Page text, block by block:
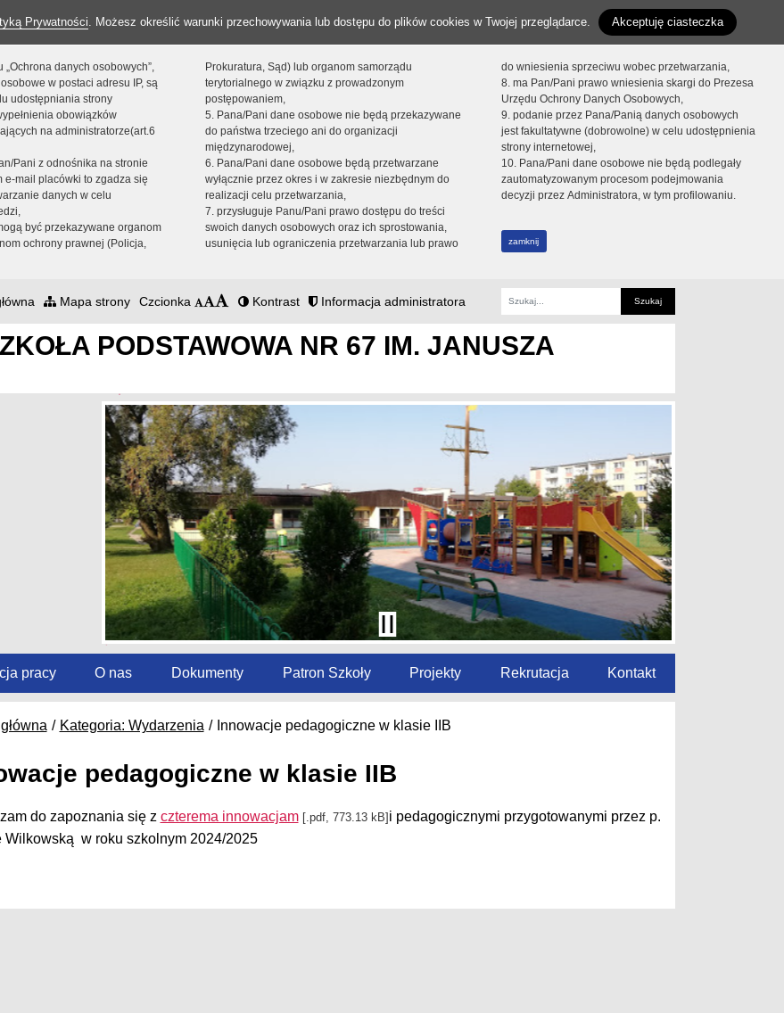
Prywatności. Możesz określić warunki przechowywania lub dostępu do plików cookies w Twojej przeglądarce. Akceptuję ciasteczka
danych osobowych”,
w postaci adresu IP, są
udostępniania strony
obowiązków
na administratorze(art.6
Pani z odnośnika na stronie
e-mail placówki to zgadza się
danych w celu
być przekazywane organom
ochrony prawnej (Policja,
Prokuratura, Sąd) lub organom samorządu
terytorialnego w związku z prowadzonym
postępowaniem,
5. Pana/Pani dane osobowe nie będą przekazywane
do państwa trzeciego ani do organizacji
międzynarodowej,
6. Pana/Pani dane osobowe będą przetwarzane
wyłącznie przez okres i w zakresie niezbędnym do
realizacji celu przetwarzania,
7. przysługuje Panu/Pani prawo dostępu do treści
swoich danych osobowych oraz ich sprostowania,
usunięcia lub ograniczenia przetwarzania lub prawo
do wniesienia sprzeciwu wobec przetwarzania,
8. ma Pan/Pani prawo wniesienia skargi do Prezesa
Urzędu Ochrony Danych Osobowych,
9. podanie przez Pana/Panią danych osobowych
jest fakultatywne (dobrowolne) w celu udostępnienia
strony internetowej,
10. Pana/Pani dane osobowe nie będą podlegały
zautomatyzowanym procesom podejmowania
decyzji przez Administratora, w tym profilowaniu.
zamknij
Mapa strony Czcionka Kontrast Informacja administratora
Fraza
PODSTAWOWA NR 67 IM. JANUSZA
pracy O nas Dokumenty Patron Szkoły Projekty Rekrutacja Kontakt
Kategoria: Wydarzenia Innowacje pedagogiczne w klasie IIB
pedagogiczne w klasie IIB
do zapoznania się z czterema innowacjam[.pdf, 773.13 kB]i pedagogicznymi przygotowanymi przez p.
Wilkowską w roku szkolnym 2024/2025